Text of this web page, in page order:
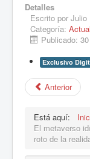
Detalles
Escrito por Julio
Categoría:
Publicado:
Exclusivo
Anterior
Está aquí:
El metaverso
roto de la